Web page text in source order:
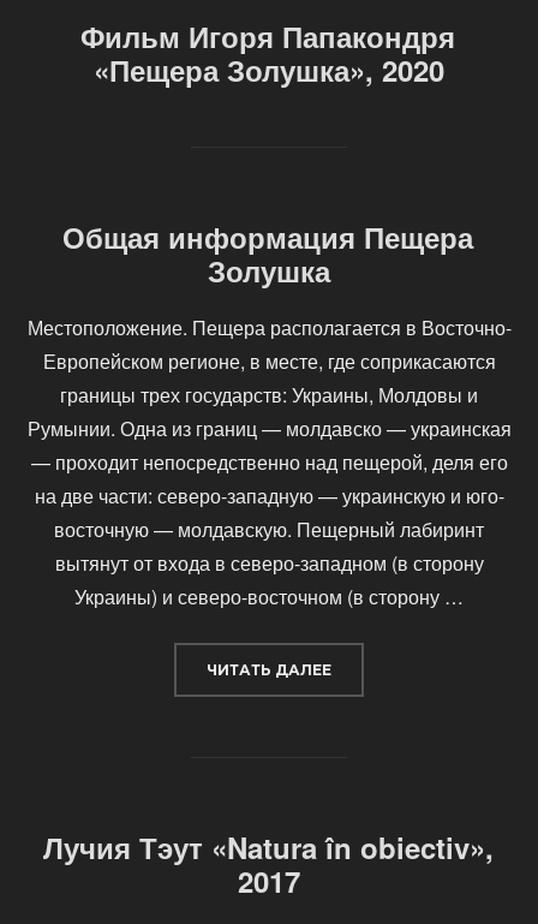
Фильм Игоря Папакондря
«Пещера Золушка», 2020
Общая информация Пещера
Золушка
Местоположение. Пещера располагается в Восточно-
Европейском регионе, в месте, где соприкасаются
границы трех государств: Украины, Молдовы и
Румынии. Одна из границ — молдавско — украинская
— проходит непосредственно над пещерой, деля его
на две части: северо-западную — украинскую и юго-
восточную — молдавскую. Пещерный лабиринт
вытянут от входа в северо-западном (в сторону
Украины) и северо-восточном (в сторону …
ЧИТАТЬ ДАЛЕЕ«ОБЩАЯ ИНФОРМАЦИЯ
Лучия Тэут «Natura în obiectiv»,
2017